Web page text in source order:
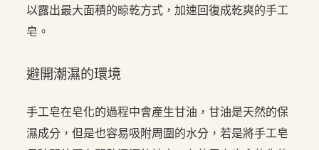
以露出最大面積的晾乾方式，加速回復成乾爽的手工
皂。
避開潮濕的環境
手工皂在皂化的過程中會產生甘油，甘油是天然的保
濕成分，但是也容易吸附周圍的水分，若是將手工皂